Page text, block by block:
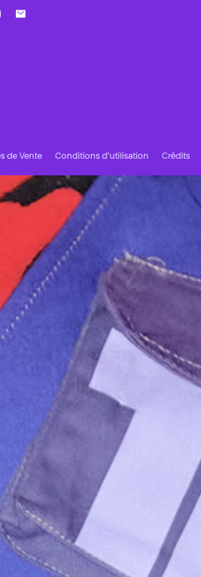
de Vente Conditions d’utilisation Crédits